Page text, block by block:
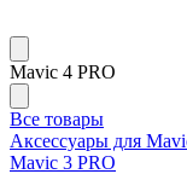
Mavic 4 PRO
Все товары
Аксессуары для
Mavic 3 PRO